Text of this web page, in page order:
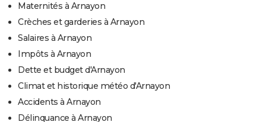
Maternités à Arnayon
Crèches et garderies à Arnayon
Salaires à Arnayon
Impôts à Arnayon
Dette et budget d'Arnayon
Climat et historique météo d'Arnayon
Accidents à Arnayon
Délinquance à Arnayon